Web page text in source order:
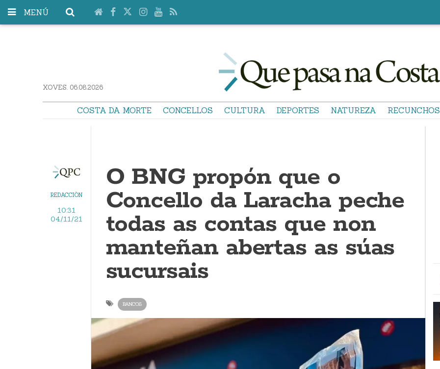
MENÚ
XOVES. 06.08.2026
COSTA DA MORTE CONCELLOS CULTURA DEPORTES NATUREZA RECUNCHOS
REDACCIÓN
10:31
04/11/21
O BNG propón que o
Concello da Laracha peche
todas as contas que non
manteñan abertas as súas
sucursais
BANCOS